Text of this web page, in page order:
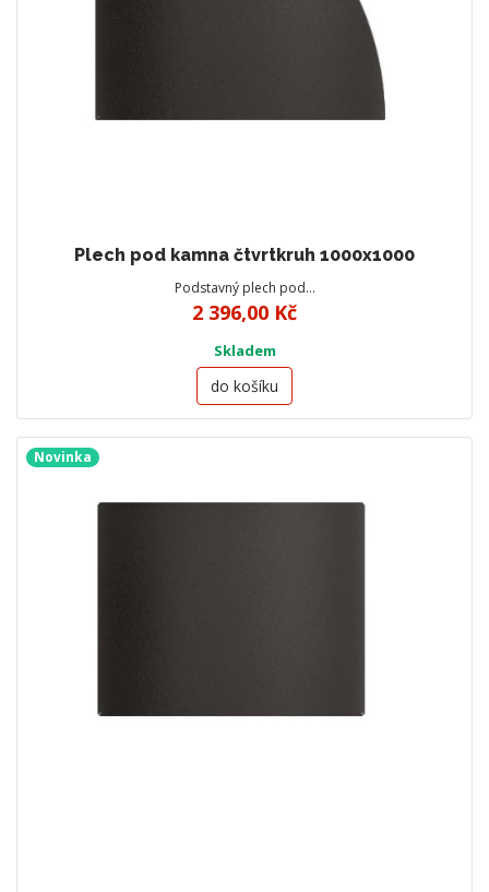
Plech pod kamna čtvrtkruh 1000x1000
Podstavný plech pod…
2 396,00 Kč
Skladem
do košíku
Novinka